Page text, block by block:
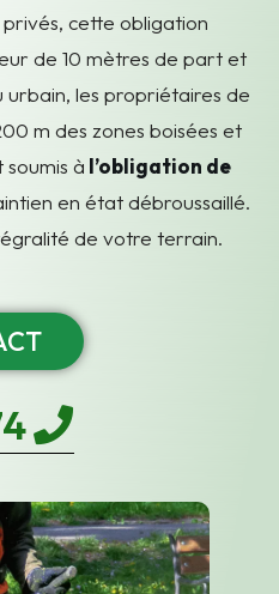
cette obligation
de 10 mètres de part et
urbain, les propriétaires de
m des zones boisées et
à l’obligation de
en état débroussaillé.
de votre terrain.